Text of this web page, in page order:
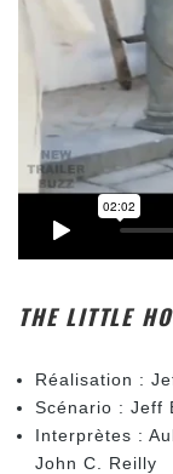
THE LITTLE
Réalisation :
Scénario : Jeff
Interprètes :
John C. Reilly